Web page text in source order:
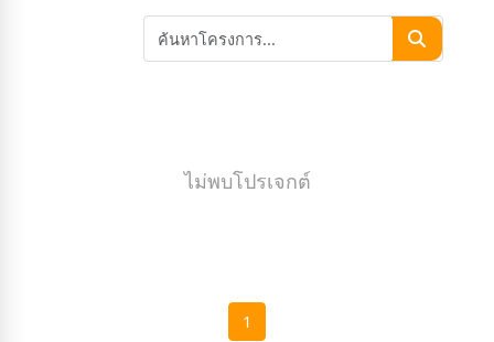
ไม่พบโปรเจกต์
1